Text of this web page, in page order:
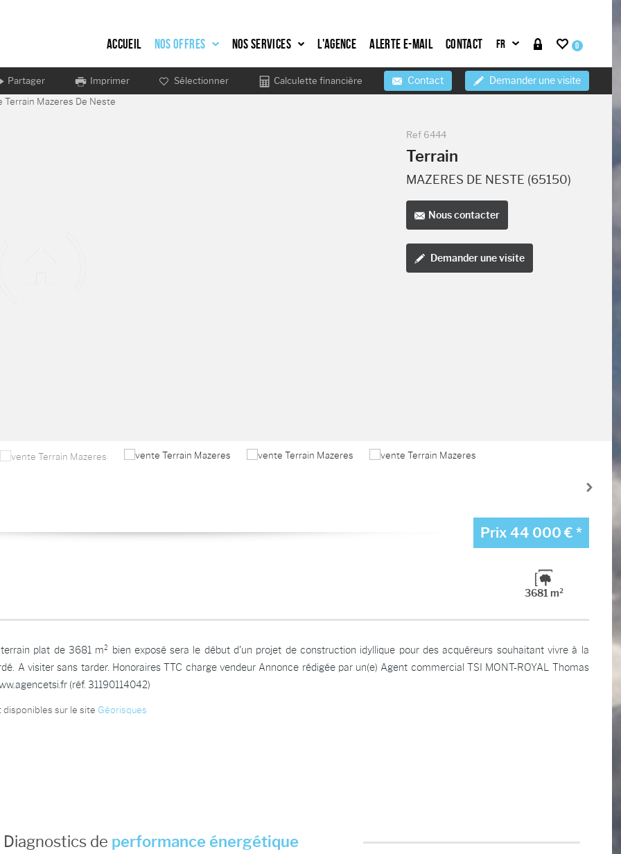
Accueil Nos offres Nos services L'agence Alerte e-mail Contact 0
Partager Imprimer Sélectionner Calculette financière Contact Demander une visite
Ref 6444
Terrain
MAZERES DE NESTE (65150)
Nous contacter
Demander une visite
Prix 44 000 € *
3681 m²
plat de 3681 m² bien exposé sera le début d'un projet de construction idyllique pour des acquéreurs souhaitant vivre à la
A visiter sans tarder. Honoraires TTC charge vendeur Annonce rédigée par un(e) Agent commercial TSI MONT-ROYAL Thomas
(réf. 31190114042)
sur le site Géorisques
Diagnostics de performance énergétique